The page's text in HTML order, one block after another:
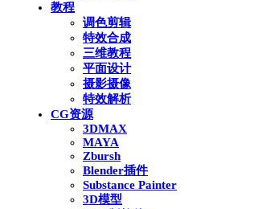
教程
调色剪辑
特效合成
三维教程
平面设计
摄影摄像
特效解析
CG资源
3DMAX
MAYA
Zbursh
Blender插件
Substance Painter
3D模型